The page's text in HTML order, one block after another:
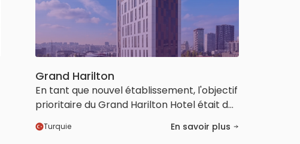
Grand Harilton
En tant que nouvel établissement, l'objectif
prioritaire du Grand Harilton Hotel était de
s'imposer rapidement et solidement sur le
marché. En collaborant avec HotelRunner
Turquie En savoir plus